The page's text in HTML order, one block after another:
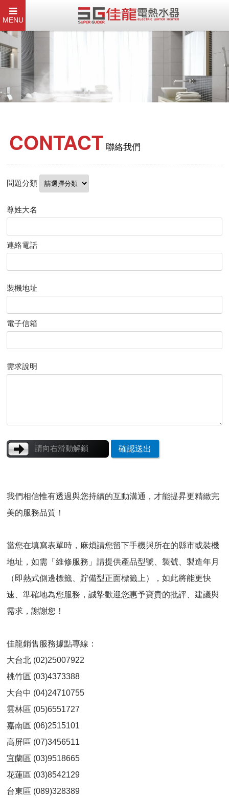
MENU
CONTACT 聯絡我們
問題分類
尊姓大名
連絡電話
裝機地址
電子信箱
需求說明
請向右滑動解鎖 確認送出
我們相信惟有透過與您持續的互動溝通，才能提昇更精緻完
美的服務品質！
當您在填寫表單時，麻煩請您留下手機與所在的縣市或裝機
地址，如需「維修服務」請提供產品型號、製號、製造年月
（即熱式側邊標籤、貯備型正面標籤上），如此將能更快
速、準確地為您服務，誠摯歡迎您惠予寶貴的批評、建議與
需求，謝謝您！
佳龍銷售服務據點專線：
大台北 (02)25007922
桃竹區 (03)4373388
大台中 (04)24710755
雲林區 (05)6551727
嘉南區 (06)2515101
高屏區 (07)3456511
宜蘭區 (03)9518665
花蓮區 (03)8542129
台東區 (089)328389